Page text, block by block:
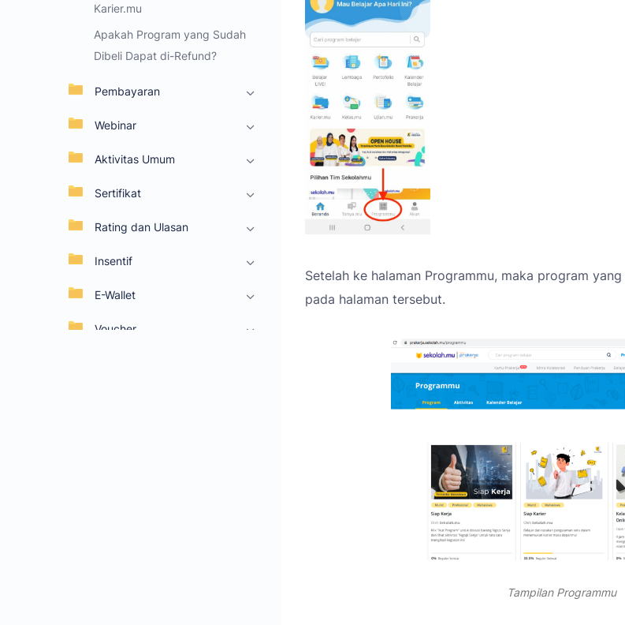
Karier.mu
Apakah Program yang Sudah
Dibeli Dapat di-Refund?
Pembayaran
Webinar
Aktivitas Umum
Sertifikat
Rating dan Ulasan
Insentif
E-Wallet
Voucher
Setelah ke halaman Programmu, maka program
pada halaman tersebut.
Tampilan Programmu